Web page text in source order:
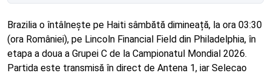
Brazilia o întâlnește pe Haiti sâmbătă dimineață, la ora 03:30
(ora României), pe Lincoln Financial Field din Philadelphia, în
etapa a doua a Grupei C de la Campionatul Mondial 2026.
Partida este transmisă în direct de Antena 1, iar Selecao